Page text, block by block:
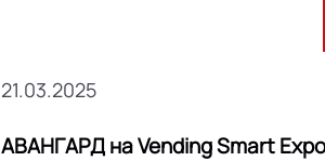
21.03.2025
АВАНГАРД на Vending Smart